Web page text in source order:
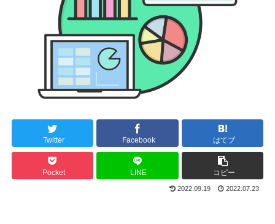
Twitter Facebook はてブ
Pocket LINE コピー
2022.09.19 2022.07.23